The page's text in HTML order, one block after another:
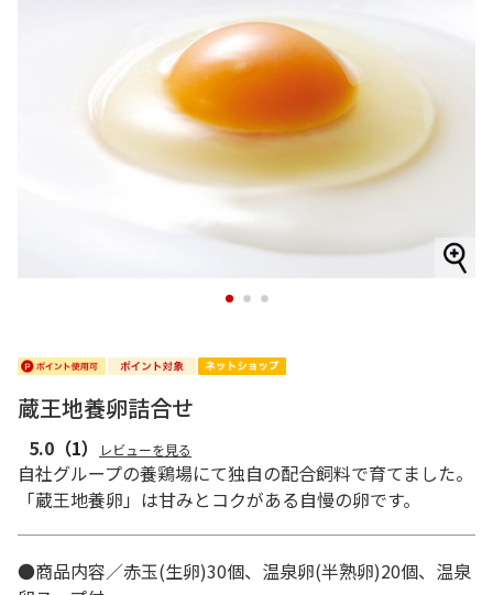
1 2 3
蔵王地養卵詰合せ
5.0 （1） レビューを見る
自社グループの養鶏場にて独自の配合飼料で育てました。
「蔵王地養卵」は甘みとコクがある自慢の卵です。
●商品内容／赤玉(生卵)30個、温泉卵(半熟卵)20個、温泉